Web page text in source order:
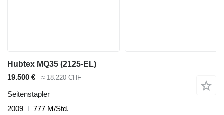
Hubtex MQ35 (2125-EL)
19.500 €
≈ 18.220 CHF
Seitenstapler
2009
777 M/Std.